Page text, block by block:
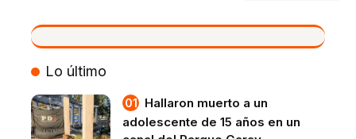
VIVO
Lo último
Hallaron muerto a un
adolescente de 15 años en un